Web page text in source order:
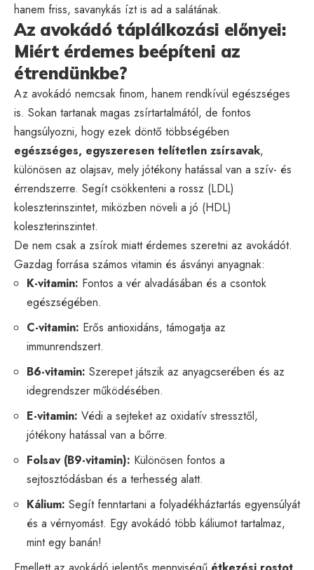
hanem friss, savanykás ízt is ad a salátának.
Az avokádó táplálkozási előnyei:
Miért érdemes beépíteni az
étrendünkbe?
Az avokádó nemcsak finom, hanem rendkívül egészséges
is. Sokan tartanak magas zsírtartalmától, de fontos
hangsúlyozni, hogy ezek döntő többségében
egészséges, egyszeresen telítetlen zsírsavak,
különösen az olajsav, mely jótékony hatással van a szív- és
érrendszerre. Segít csökkenteni a rossz (LDL)
koleszterinszintet, miközben növeli a jó (HDL)
koleszterinszintet.
De nem csak a zsírok miatt érdemes szeretni az avokádót.
Gazdag forrása számos vitamin és ásványi anyagnak:
K-vitamin: Fontos a vér alvadásában és a csontok
egészségében.
C-vitamin: Erős antioxidáns, támogatja az
immunrendszert.
B6-vitamin: Szerepet játszik az anyagcserében és az
idegrendszer működésében.
E-vitamin: Védi a sejteket az oxidatív stressztől,
jótékony hatással van a bőrre.
Folsav (B9-vitamin): Különösen fontos a
sejtosztódásban és a terhesség alatt.
Kálium: Segít fenntartani a folyadékháztartás egyensúlyát
és a vérnyomást. Egy avokádó több káliumot tartalmaz,
mint egy banán!